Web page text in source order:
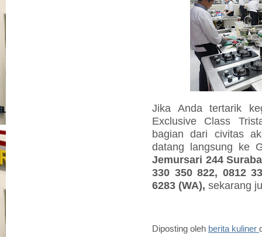
Jika Anda tertarik
Exclusive Class
bagian dari civitas
datang langsung ke
Jemursari 244
330 350 822, 0812
6283 (WA), sekarang
Diposting oleh berita kuliner